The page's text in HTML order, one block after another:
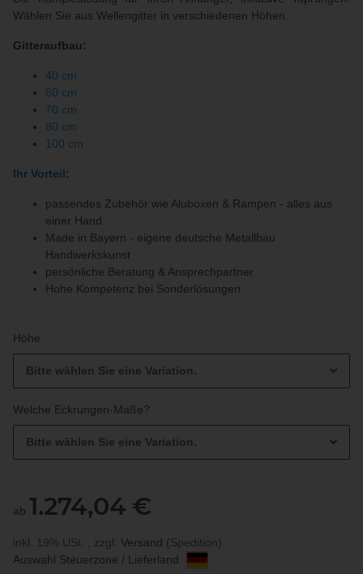
Wählen Sie aus Wellengitter in verschiedenen Höhen.
Gitteraufbau:
40 cm
60 cm
70 cm
80 cm
100 cm
Ihr Vorteil:
passendes Zubehör wie Aluboxen & Rampen - alles aus
einer Hand
Made in Bayern - eigene deutsche Metallbau
Handwerkskunst
persönliche Beratung & Ansprechpartner
Hohe Kompetenz bei Sonderlösungen
Höhe
Bitte wählen Sie eine Variation.
Welche Eckrungen-Maße?
Bitte wählen Sie eine Variation.
ab 1.274,04 €
inkl. 19% USt. , zzgl. Versand (Spedition)
Auswahl Steuerzone / Lieferland